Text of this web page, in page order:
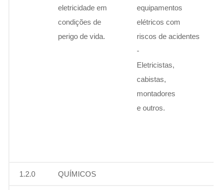
eletricidade em
condições de
perigo de vida.
equipamentos
elétricos com
riscos de acidentes
-
Eletricistas,
cabistas,
montadores
e outros.
1.2.0 QUÍMICOS